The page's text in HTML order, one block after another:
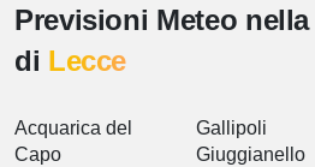
Previsioni Meteo
di Lecce
Acquarica del
Capo
Gallipoli
Giuggianello